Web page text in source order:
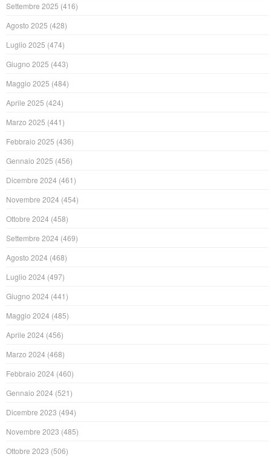
Settembre 2025 (416)
Agosto 2025 (428)
Luglio 2025 (474)
Giugno 2025 (443)
Maggio 2025 (484)
Aprile 2025 (424)
Marzo 2025 (441)
Febbraio 2025 (436)
Gennaio 2025 (456)
Dicembre 2024 (461)
Novembre 2024 (454)
Ottobre 2024 (458)
Settembre 2024 (469)
Agosto 2024 (468)
Luglio 2024 (497)
Giugno 2024 (441)
Maggio 2024 (485)
Aprile 2024 (456)
Marzo 2024 (468)
Febbraio 2024 (460)
Gennaio 2024 (521)
Dicembre 2023 (494)
Novembre 2023 (485)
Ottobre 2023 (506)